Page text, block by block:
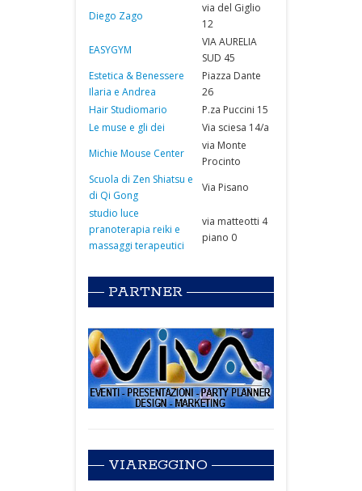
Diego Zago
via del Giglio
12
EASYGYM
VIA AURELIA
SUD 45
Estetica & Benessere
Ilaria e Andrea
Piazza Dante
26
Hair Studiomario
P.za Puccini 15
Le muse e gli dei
Via sciesa 14/a
Michie Mouse Center
via Monte
Procinto
Scuola di Zen Shiatsu e
di Qi Gong
Via Pisano
studio luce
pranoterapia reiki e
massaggi terapeutici
via matteotti 4
piano 0
PARTNER
VIAREGGINO